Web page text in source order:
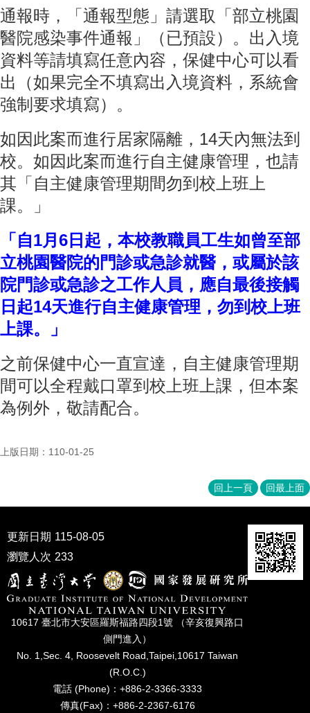
學
術
研
究
家
發
研
期
刊
口
專
區
所
學
會
通報時，「通報型態」請選取「部立桃園
醫院感染事件通報」（已預設）。出入境
資料等請填寫任意內容，保健中心可以看
出（如果完全不填寫出入境資料，系統會
強制要求填寫）。
如因此案而進行居家隔離，14天內無法到
校。如因此案而進行自主健康管理，也請
其「自主健康管理期間勿到校上班上
課。」
「自1月6日起，本校教職員工生如曾至部
立桃園醫院的門診或急診就醫，或屬於該
院門診或急診之工作人員，應自最後接觸
日起14天進行自主健康管理，勿到校上班
上課。」
之前保健中心一直宣達，自主健康管理期
間可以全程戴口罩到校上班上課，但本案
為例外，敬請配合。
上版日期：110-01-25
回上一頁 回最上面
更新日期 115-08-05
瀏覽人次 233
10617 臺北市⼤安區羅斯福路四段1號 （辛亥復興路⼝
側⾨進入）
No. 1,Sec. 4, Roosevelt Road,Taipei,10617 Taiwan
(R.O.C.)
電話 (Phone)：+886-2-3366-3333
傳真(Fax)：+886-2-2367-6176